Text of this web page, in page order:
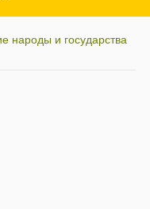
народы и государства